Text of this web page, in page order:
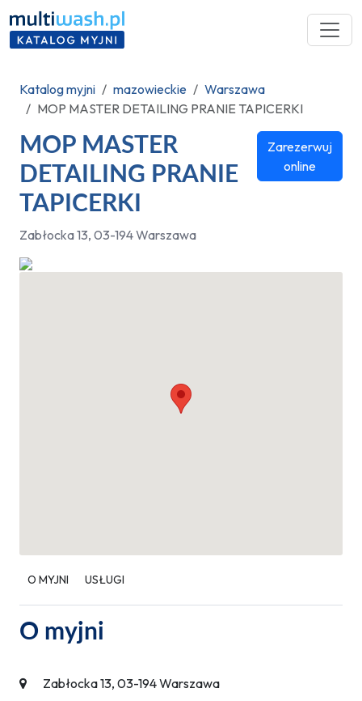
Katalog myjni mazowieckie
Warszawa
MOP MASTER DETAILING PRANIE TAPICERKI
MOP MASTER
DETAILING PRANIE
TAPICERKI
Zarezerwuj
online
Zabłocka 13, 03-194 Warszawa
O MYJNI USŁUGI
O myjni
Zabłocka 13, 03-194 Warszawa